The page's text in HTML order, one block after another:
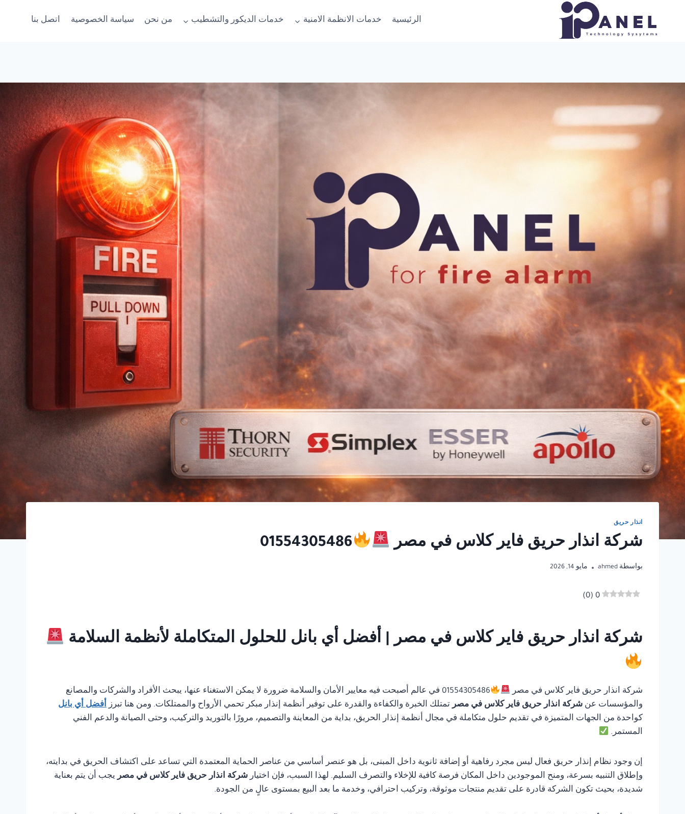
المحتوى
الرئيسية خدمات الانظمة الامنية خدمات الديكور والتشطيب من نحن سياسة الخصوصية اتصل بنا
انذار حريق
شركة انذار حريق فاير كلاس في مصر 01554305486
بواسطة ahmed مايو 14, 2026
0
(
0
)
شركة انذار حريق فاير كلاس في مصر | أفضل أي بانل للحلول المتكاملة لأنظمة السلامة
شركة انذار حريق فاير كلاس في مصر
01554305486 في عالم أصبحت فيه معايير الأمان والسلامة ضرورة لا يمكن الاستغناء عنها، يبحث الأفراد والشركات والمصانع
والمؤسسات عن شركة انذار حريق فاير كلاس في مصر تمتلك الخبرة والكفاءة والقدرة على توفير أنظمة إنذار مبكر تحمي الأرواح والممتلكات. ومن هنا تبرز أفضل أي بانل
كواحدة من الجهات المتميزة في تقديم حلول متكاملة في مجال أنظمة إنذار الحريق، بداية من المعاينة والتصميم، مرورًا بالتوريد والتركيب، وحتى الصيانة والدعم الفني
المستمر.
إن وجود نظام إنذار حريق فعال ليس مجرد رفاهية أو إضافة ثانوية داخل المبنى، بل هو عنصر أساسي من عناصر الحماية المعتمدة التي تساعد على اكتشاف الحريق في بدايته،
وإطلاق التنبيه بسرعة، ومنح الموجودين داخل المكان فرصة كافية للإخلاء والتصرف السليم. لهذا السبب، فإن اختيار شركة انذار حريق فاير كلاس في مصر يجب أن يتم بعناية
شديدة، بحيث تكون الشركة قادرة على تقديم منتجات موثوقة، وتركيب احترافي، وخدمة ما بعد البيع بمستوى عالٍ من الجودة.